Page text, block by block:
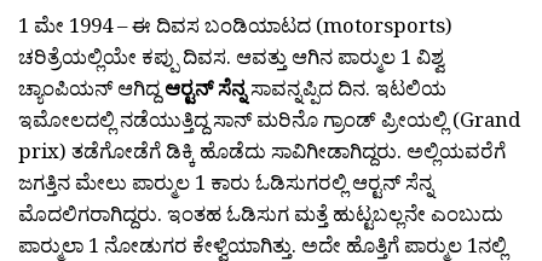
1 ಮೇ 1994 – ಈ ದಿವಸ ಬಂಡಿಯಾಟದ (motorsports)
ಚರಿತ್ರೆಯಲ್ಲಿಯೇ ಕಪ್ಪು ದಿವಸ. ಆವತ್ತು ಆಗಿನ ಪಾರ್‍ಮುಲ 1 ವಿಶ್ವ
ಚ್ಯಾಂಪಿಯನ್ ಆಗಿದ್ದ ಆರ್‍ಟನ್ ಸೆನ್ನಸಾವನ್ನಪ್ಪಿದ ದಿನ. ಇಟಲಿಯ
ಇಮೋಲದಲ್ಲಿ ನಡೆಯುತ್ತಿದ್ದ ಸಾನ್ ಮರಿನೊ ಗ್ರಾಂಡ್ ಪ್ರೀಯಲ್ಲಿ (Grand
prix) ತಡೆಗೋಡೆಗೆ ಡಿಕ್ಕಿ ಹೊಡೆದು ಸಾವಿಗೀಡಾಗಿದ್ದರು. ಅಲ್ಲಿಯವರೆಗೆ
ಜಗತ್ತಿನ ಮೇಲು ಪಾರ್‍ಮುಲ 1 ಕಾರು ಓಡಿಸುಗರಲ್ಲಿ ಆರ್‍ಟನ್ ಸೆನ್ನ
ಮೊದಲಿಗರಾಗಿದ್ದರು. ಇಂತಹ ಓಡಿಸುಗ ಮತ್ತೆ ಹುಟ್ಟಬಲ್ಲನೇ ಎಂಬುದು
ಪಾರ್‍ಮುಲಾ 1 ನೋಡುಗರ ಕೇಳ್ವಿಯಾಗಿತ್ತು. ಅದೇ ಹೊತ್ತಿಗೆ ಪಾರ್‍ಮುಲ 1ನಲ್ಲಿ